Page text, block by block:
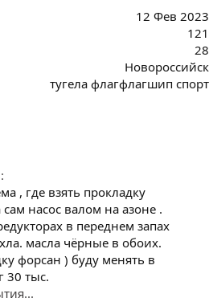
12 Фев 2023
121
28
Новороссийск
тугела флагфлагшип спорт
, где взять прокладку
насос валом на азоне .
в переднем запах
масла чёрные в обоих.
форсан ) буду менять в
30 тыс.